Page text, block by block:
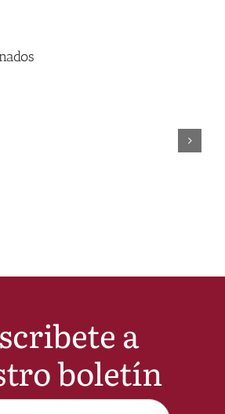
a
boletín